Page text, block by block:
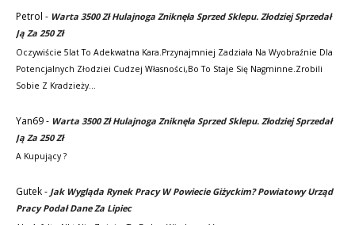
Petrol - Warta 3500 Zł Hulajnoga Zniknęła Sprzed Sklepu. Złodziej Sprzedał
Ją Za 250 Zł
Oczywiście 5lat To Adekwatna Kara.Przynajmniej Zadziała Na Wyobraźnie Dla
Potencjalnych Złodziei Cudzej Własności,bo To Staje Się Nagminne.Zrobili
Sobie Z Kradzieży…
Yan69- Warta 3500 Zł Hulajnoga Zniknęła Sprzed Sklepu. Złodziej Sprzedał
Ją Za 250 Zł
A Kupujący ?
Gutek- Jak Wygląda Rynek Pracy W Powiecie Giżyckim? Powiatowy Urząd
Pracy Podał Dane Za Lipiec